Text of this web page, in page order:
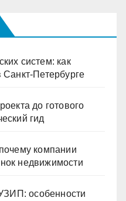
систем: как
Петербурге
до готового
гид
компании
недвижимости
особенности